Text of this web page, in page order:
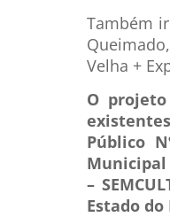
Também
Velha +
O
Público
–
Estado do